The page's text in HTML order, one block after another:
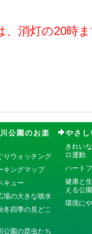
、消灯の20時
公園のお楽
りウォッチング
キングマップ
キュー
場の大きな噴水
冬四季の見どこ
公園の昆虫たち
やさ
きれい
ロ運動
ハート
健康と
える公園
環境に